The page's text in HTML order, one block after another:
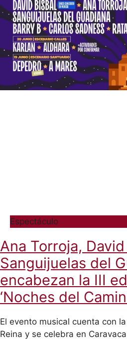
Espectáculo
Ana Torroja,
Sanguijuelas del
encabezan la III
‘Noches del
El evento musical cuenta con
Reina y se celebra en